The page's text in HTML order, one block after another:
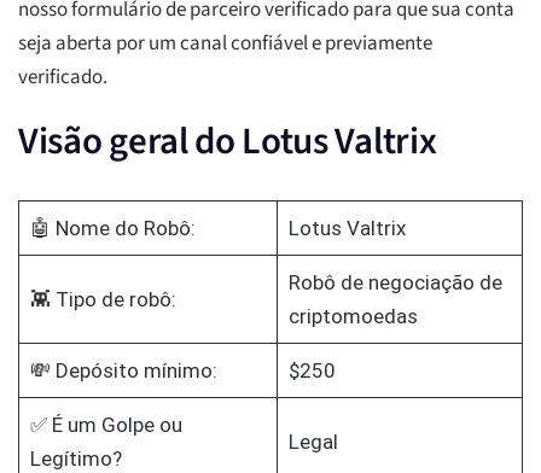
nosso formulário de parceiro verificado para que sua conta
seja aberta por um canal confiável e previamente
verificado.
Visão geral do Lotus Valtrix
🤖 Nome do Robô: Lotus Valtrix
👾 Tipo de robô:
Robô de negociação de
criptomoedas
💸 Depósito mínimo: $250
✅ É um Golpe ou
Legítimo?
Legal